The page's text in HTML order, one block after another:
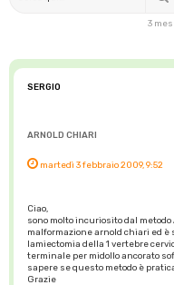
3
SERGIO
ARNOLD CHIARI
martedì 3 febbraio 2009, 9:52
Ciao,
sono molto incuriosito dal
malformazione arnold chiari ed è
lamiectomia della 1 vertebre
terminale per midollo ancorato
sapere se questo metodo è
Grazie